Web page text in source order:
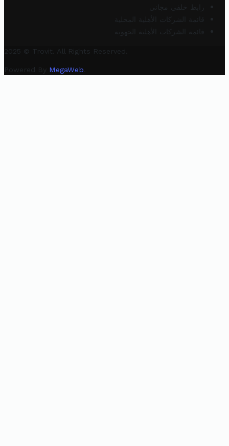
رابط خلفي مجاني
قائمة الشركات الأهلية المحلية
قائمة الشركات الأهلية الجهوية
2025 © Trovit. All Rights Reserved.
Powered By MegaWeb